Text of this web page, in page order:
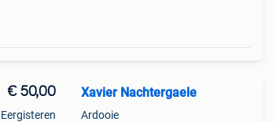
€ 50,00
Eergisteren
Xavier Nachtergaele
Ardooie